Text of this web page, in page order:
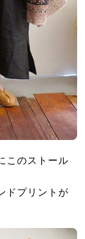
このストール
ドプリントが